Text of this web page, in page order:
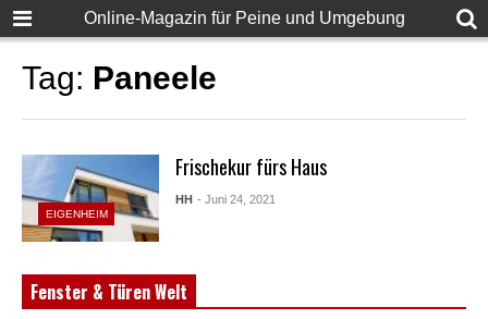
Online-Magazin für Peine und Umgebung
Tag: Paneele
EIGENHEIM
Frischekur fürs Haus
HH - Juni 24, 2021
Fenster & Türen Welt